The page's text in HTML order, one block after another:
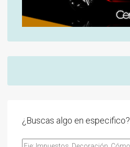
¿Buscas algo en especifico?